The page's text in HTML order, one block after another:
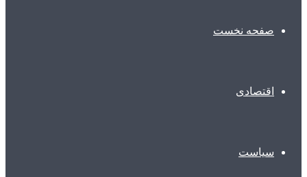
صفحه نخست
اقتصادی
سیاست